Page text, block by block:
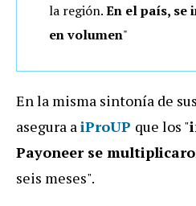
la región.En elpaís, se
en volumen"
En la misma sintonía de
asegura a iProUP que los "
Payoneer se
seis meses".